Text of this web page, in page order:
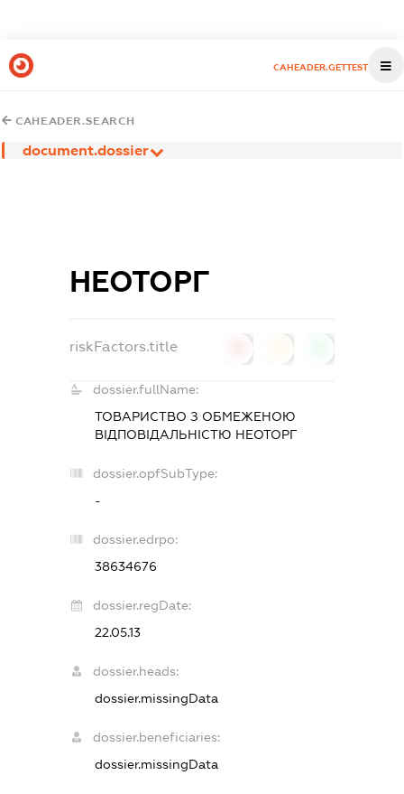
CAHEADER.GETTEST
CAHEADER.SEARCH
document.dossier
НЕОТОРГ
riskFactors.title
dossier.fullName:
ТОВАРИСТВО З ОБМЕЖЕНОЮ
ВІДПОВІДАЛЬНІСТЮ НЕОТОРГ
dossier.opfSubType:
-
dossier.edrpo:
38634676
dossier.regDate:
22.05.13
dossier.heads:
dossier.missingData
dossier.beneficiaries:
dossier.missingData